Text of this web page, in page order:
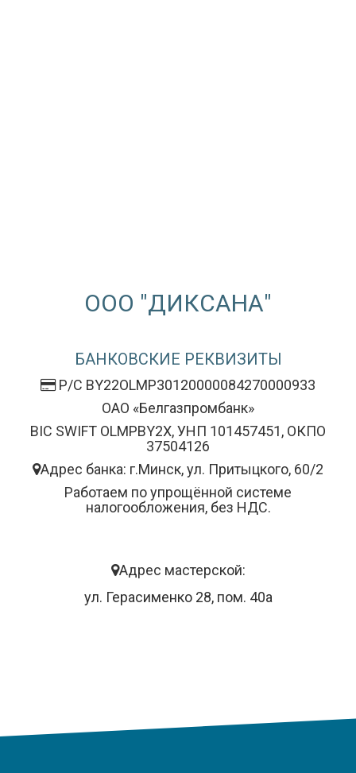
ООО "ДИКСАНА"
БАНКОВСКИЕ РЕКВИЗИТЫ
Р/С BY22OLMP30120000084270000933
ОАО «Белгазпромбанк»
BIC SWIFT OLMPBY2X, УНП 101457451, ОКПО
37504126
Адрес банка: г.Минск, ул. Притыцкого, 60/2
Работаем по упрощённой системе
налогообложения, без НДС.
Адрес мастерской:
ул. Герасименко 28, пом. 40а